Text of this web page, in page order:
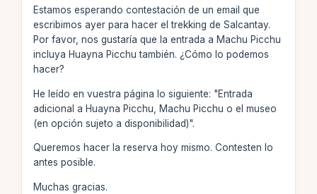
Estamos esperando contestación de un email que
escribimos ayer para hacer el trekking de Salcantay.
Por favor, nos gustaría que la entrada a Machu Picchu
incluya Huayna Picchu también. ¿Cómo lo podemos
hacer?
He leído en vuestra página lo siguiente: "Entrada
adicional a Huayna Picchu, Machu Picchu o el museo
(en opción sujeto a disponibilidad)".
Queremos hacer la reserva hoy mismo. Contesten lo
antes posible.
Muchas gracias.